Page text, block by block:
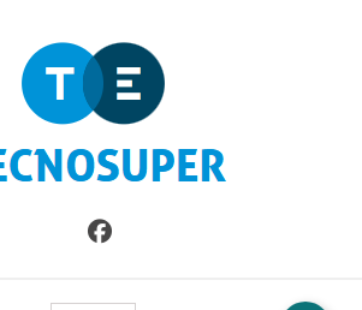
Seleziona gli argomenti di cui vuoi
saperne di più